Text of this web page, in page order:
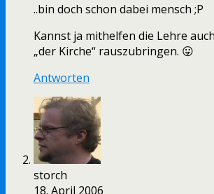
..bin doch schon dabei mensch ;P
Kannst ja mithelfen die Lehre
„der Kirche“ rauszubringen. 😛
Antworten
storch
18. April 2006